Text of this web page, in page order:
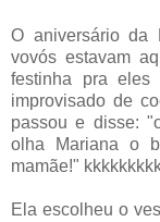
O aniversário da
vovós estavam
festinha pra
improvisado de
passou e disse:
olha Mariana o
mamãe!"
Ela escolheu o